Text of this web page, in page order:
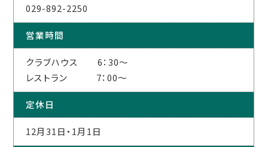
029-892-2250
営業時間
クラブハウス 6：30～
レストラン 7：00～
定休日
12月31日・1月1日